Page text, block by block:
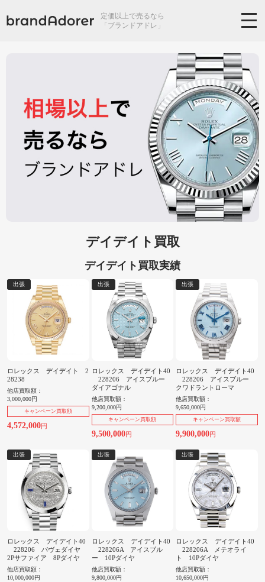
定価以上で売るなら
「ブランドアドレ」
デイデイト買取
デイデイト買取実績
出張
ロレックス デイデイト 2
28238
他店買取額：
3,000,000円
キャンペーン買取額
4,572,000円
出張
ロレックス デイデイト40
228206 アイスブルー
ダイアゴナル
他店買取額：
9,200,000円
キャンペーン買取額
9,500,000円
出張
ロレックス デイデイト40
228206 アイスブルー
クワドラントローマ
他店買取額：
9,650,000円
キャンペーン買取額
9,900,000円
出張
ロレックス デイデイト40
228206 パヴェダイヤ
2Pサファイア 8Pダイヤ
他店買取額：
10,000,000円
出張
ロレックス デイデイト40
228206A アイスブル
ー 10Pダイヤ
他店買取額：
9,800,000円
出張
ロレックス デイデイト40
228206A メテオライ
ト 10Pダイヤ
他店買取額：
10,650,000円